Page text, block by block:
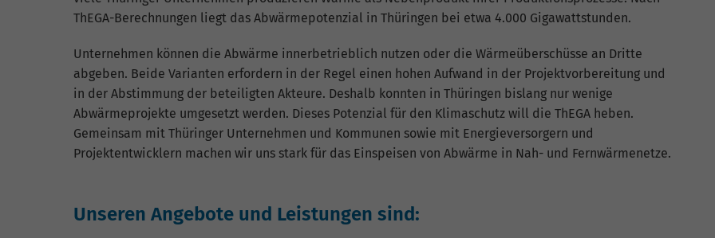
ThEGA-Berechnungen liegt das Abwärmepotenzial in Thüringen bei etwa 4.000 Gigawattstunden.
Unternehmen können die Abwärme innerbetrieblich nutzen oder die Wärmeüberschüsse an Dritte
abgeben. Beide Varianten erfordern in der Regel einen hohen Aufwand in der Projektvorbereitung und
in der Abstimmung der beteiligten Akteure. Deshalb konnten in Thüringen bislang nur wenige
Abwärmeprojekte umgesetzt werden. Dieses Potenzial für den Klimaschutz will die ThEGA heben.
Gemeinsam mit Thüringer Unternehmen und Kommunen sowie mit Energieversorgern und
Projektentwicklern machen wir uns stark für das Einspeisen von Abwärme in Nah- und Fernwärmenetze.
Unseren Angebote und Leistungen sind:
Name _gat_G-ZN01JG6TS4
Anbieter Google Analytics
Laufzeit 1 Minute
Dies ist ein von Google Analytics gesetztes Cookie
vom Mustertyp, bei dem das Musterelement auf